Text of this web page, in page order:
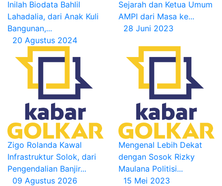
Inilah Biodata Bahlil
Lahadalia, dari Anak Kuli
Bangunan,...
20 Agustus 2024
Sejarah dan Ketua Umum
AMPI dari Masa ke...
28 Juni 2023
Zigo Rolanda Kawal
Infrastruktur Solok, dari
Pengendalian Banjir...
09 Agustus 2026
Mengenal Lebih Dekat
dengan Sosok Rizky
Maulana Politisi...
15 Mei 2023